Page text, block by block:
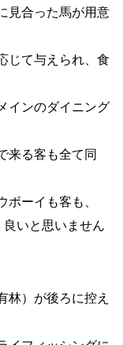
見合った馬が用意
じて与えられ、食
インのダイニング
来る客も全て同
ボーイも客も、
いと思いません
林）が後ろに控え